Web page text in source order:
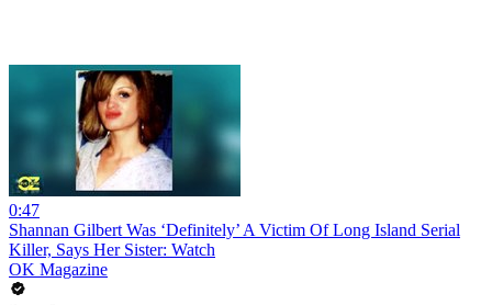
0:47
Shannan Gilbert Was ‘Definitely’ A Victim Of Long Island Serial
Killer, Says Her Sister: Watch
OK Magazine